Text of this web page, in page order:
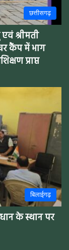
छत्तीसगढ़
श्रीमती
कैंप में भाग
प्राप्त
बिलाईगढ़
के स्थान पर